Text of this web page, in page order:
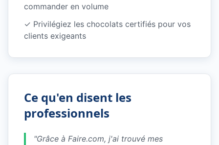
commander en volume
✓ Privilégiez les chocolats certifiés pour vos
clients exigeants
Ce qu'en disent les
professionnels
"Grâce à Faire.com, j'ai trouvé mes